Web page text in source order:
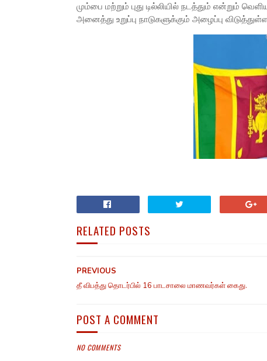
மும்பை மற்றும் புது டில்லியில் நடத்தும் என்றும்
அனைத்து உறுப்பு நாடுகளுக்கும் அழைப்பு
RELATED POSTS
PREVIOUS
தீ விபத்து தொடர்பில் 16 பாடசாலை மாணவர்கள் கைது.
POST A COMMENT
NO COMMENTS